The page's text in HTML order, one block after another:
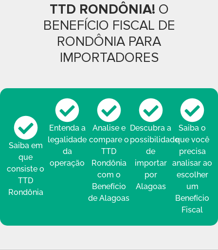
TTD RONDÔNIA! O
BENEFÍCIO FISCAL DE
RONDÔNIA PARA
IMPORTADORES
Saiba em
que
consiste o
TTD
Rondônia
Entenda a
legalidade
da
operação
Analise e
compare o
TTD
Rondônia
com o
Benefício
de Alagoas
Descubra a
possibilidade
de
importar
por
Alagoas
Saiba o
que você
precisa
analisar ao
escolher
um
Benefício
Fiscal